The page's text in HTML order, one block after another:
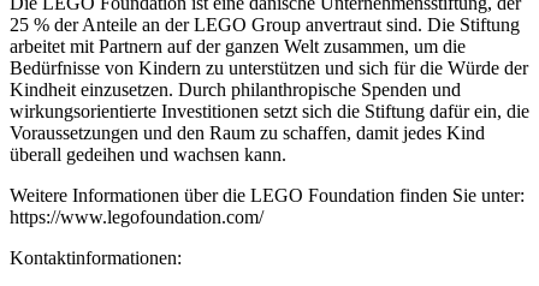
25 % der Anteile an der LEGO Group anvertraut sind. Die Stiftung
arbeitet mit Partnern auf der ganzen Welt zusammen, um die
Bedürfnisse von Kindern zu unterstützen und sich für die Würde der
Kindheit einzusetzen. Durch philanthropische Spenden und
wirkungsorientierte Investitionen setzt sich die Stiftung dafür ein, die
Voraussetzungen und den Raum zu schaffen, damit jedes Kind
überall gedeihen und wachsen kann.
Weitere Informationen über die LEGO Foundation finden Sie unter:
https://www.legofoundation.com/
Kontaktinformationen: